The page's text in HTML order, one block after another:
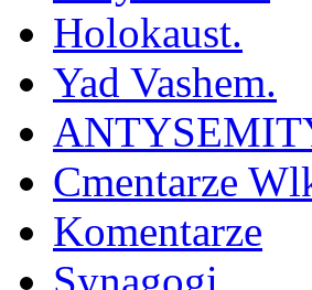
Holokaust.
Yad Vashem.
Cmentarze
Komentarze